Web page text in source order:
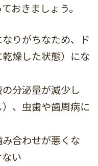
おきましょう。
りがちなため、ド
燥した状態）にな
分泌量が減少し
）、虫歯や歯周病に
合わせが悪くな
い